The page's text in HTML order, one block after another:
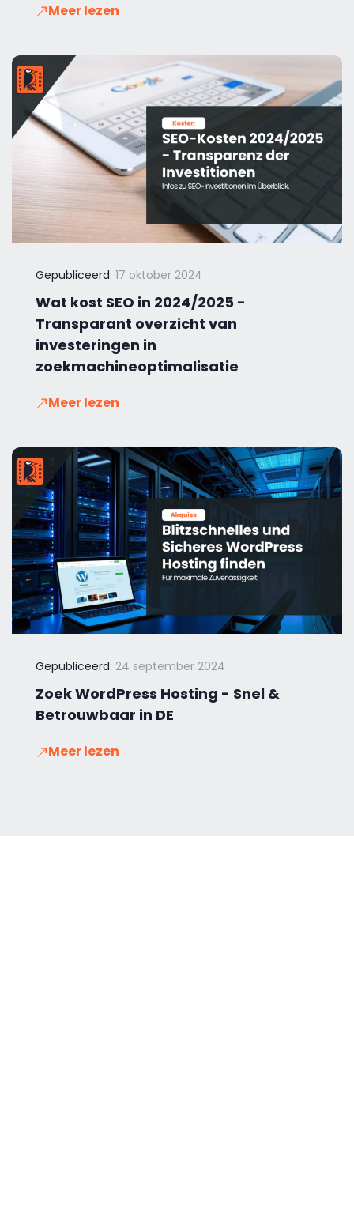
Meer lezen
Gepubliceerd: 17 oktober 2024
Wat kost SEO in 2024/2025 -
Transparant overzicht van
investeringen in
zoekmachineoptimalisatie
Meer lezen
Gepubliceerd: 24 september 2024
Zoek WordPress Hosting - Snel &
Betrouwbaar in DE
Meer lezen